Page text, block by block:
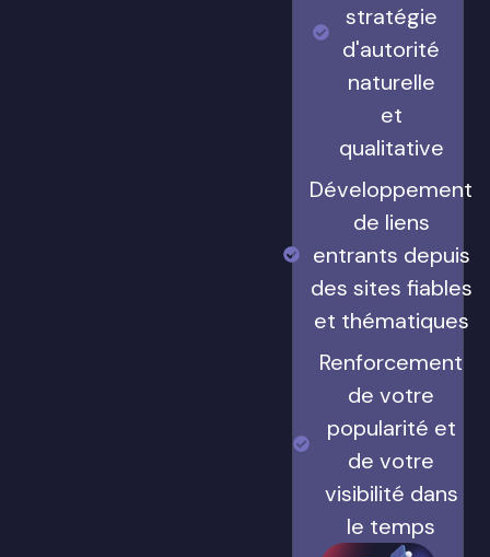
stratégie
d'autorité
naturelle
et
qualitative
Développement
de liens
entrants depuis
des sites fiables
et thématiques
Renforcement
de votre
popularité et
de votre
visibilité dans
le temps